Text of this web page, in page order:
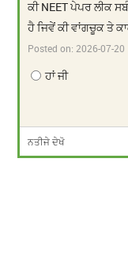
ਕੀ NEET ਪੇਪਰ ਲੀਕ
ਹੈ ਜਿਵੇਂ ਕੀ ਵਾਂਗਚੂਕ ਤੇ
Posted on: 2026-07-20
ਹਾਂ ਜੀ
ਨਤੀਜੇ ਦੇਖੋ